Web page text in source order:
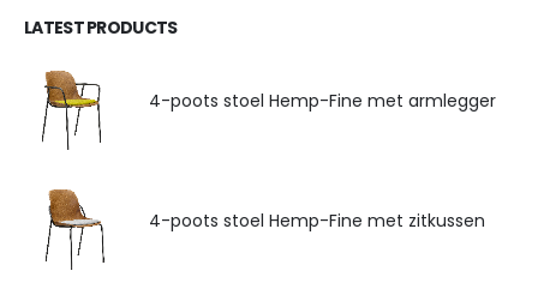
LATEST PRODUCTS
4-poots stoel Hemp-Fine met armlegger
4-poots stoel Hemp-Fine met zitkussen